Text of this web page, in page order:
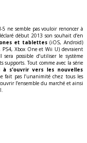
5 ne semble pas vouloir renoncer à
début 2013 son souhait d’en
et tablettes (iOS, Android)
PS4, Xbox One et Wii U) devraient
sera possible d’utiliser le système
supports. Tout comme avec la série
s’ouvrir vers les nouvelles
fait pas l’unanimité chez tous les
l’ensemble du marché et ainsi